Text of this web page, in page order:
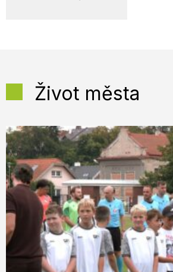
Život města